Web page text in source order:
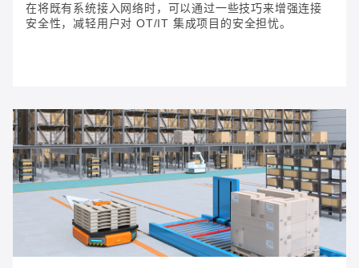
在将既有系统接入网络时，可以通过一些技巧来增强连接
安全性，减轻用户对 OT/IT 集成项目的安全担忧。
2021年6月1日
提高既有系统网络安全性的 10 个技巧
在将既有系统接入网络时，可以通过一些技巧来增强连
接安全性，减轻用户对 OT/IT 集成项目的安全担忧。